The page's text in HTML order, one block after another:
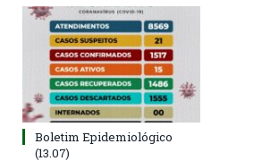
Boletim Epidemiológico
(13.07)